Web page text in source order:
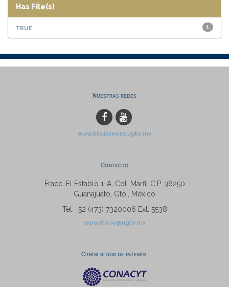
Has File(s)
1
true
Nuestras redes
www.bibliotecas.ugto.mx
Contacto
Fracc. El Establo 1-A, Col. Marfil C.P. 36250
Guanajuato, Gto., México
Tel: +52 (473) 7320006 Ext. 5538
repositorio@ugto.mx
Otros sitios de interés: